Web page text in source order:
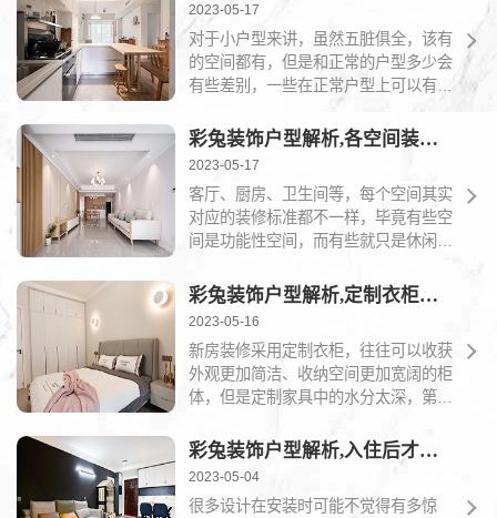
2023-05-17
对于小户型来讲，虽然五脏俱全，该有
的空间都有，但是和正常的户型多少会
有些差别，一些在正常户型上可以有的
彩兔装饰户型解析,各空间装修技巧分享,看看你的空间如何规划！
2023-05-17
客厅、厨房、卫生间等，每个空间其实
对应的装修标准都不一样，毕竟有些空
间是功能性空间，而有些就只是休闲娱
彩兔装饰户型解析,定制衣柜的注意事项一览,小白必看！
2023-05-16
新房装修采用定制衣柜，往往可以收获
外观更加简洁、收纳空间更加宽阔的柜
体，但是定制家具中的水分太深，第一
彩兔装饰户型解析,入住后才发觉“真香”的装修设计
2023-05-04
很多设计在安装时可能不觉得有多惊